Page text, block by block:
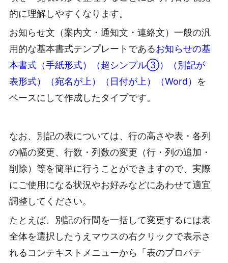
的に理解しやすくなります。
お知らせ文（案内文・通知文・連絡文）一般の汎
用的な基本書式テンプレートであるお知らせの基
本書式（手紙形式）（超シンプル③）（別記が
表形式）（宛名が上）（日付が上）（Word） を
ベースにして作成したタイプです。
なお、別記の表については、行の高さや表・各列
の幅の変更、行数・列数の変更（行・列の追加・
削除）等を簡単に行うことができますので、実際
にご使用になる状況やお好みなどにあわせて適宜
調整してください。
たとえば、別記の行間を一括して変更するには表
全体を選択したうえマウスの右クリックで表示さ
れるコンテキストメニューから「表のプロパテ